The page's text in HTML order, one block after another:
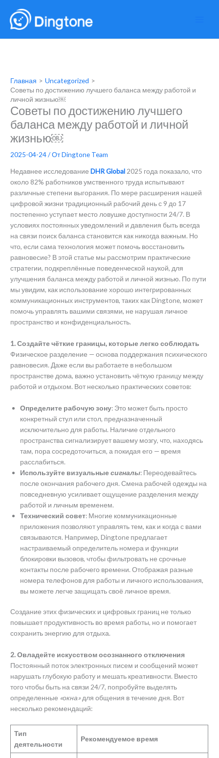
содержимому
Главная
Uncategorized
Советы по достижению лучшего баланса между работой и
личной жизнью￼
Советы по достижению лучшего
баланса между работой и личной
жизнью￼
2025-04-24/ ОтDingtone Team
Недавнее исследованиеDHR Global 2025 года показало, что
около 82% работников умственного труда испытывают
различные степени выгорания. По мере расширения нашей
цифровой жизни традиционный рабочий день с 9 до 17
постепенно уступает место ловушке доступности 24/7. В
условиях постоянных уведомлений и давления быть всегда
на связи поиск баланса становится как никогда важным. Но
что, если сама технология может помочь восстановить
равновесие? В этой статье мы рассмотрим практические
стратегии, подкреплённые поведенческой наукой, для
улучшения баланса между работой и личной жизнью. По пути
мы увидим, как использование хорошо интегрированных
коммуникационных инструментов, таких как Dingtone, может
помочь управлять вашими связями, не нарушая личное
пространство и конфиденциальность.
1. Создайте чёткие границы, которые легко соблюдать
Физическое разделение — основа поддержания психического
равновесия. Даже если вы работаете в небольшом
пространстве дома, важно установить чёткую границу между
работой и отдыхом. Вот несколько практических советов:
Определите рабочую зону: Это может быть просто
конкретный стул или стол, предназначенный
исключительно для работы. Наличие отдельного
пространства сигнализирует вашему мозгу, что, находясь
там, пора сосредоточиться, а покидая его — время
расслабиться.
Используйте визуальныесигналы: Переодевайтесь
после окончания рабочего дня. Смена рабочей одежды на
повседневную усиливает ощущение разделения между
работой и личным временем.
Технический совет: Многие коммуникационные
приложения позволяют управлять тем, как и когда с вами
связываются. Например, Dingtone предлагает
настраиваемый определитель номера и функции
блокировки вызовов, чтобы фильтровать не срочные
контакты после рабочего времени. Отображая разные
номера телефонов для работы и личного использования,
вы можете легче защищать своё личное время.
Создание этих физических и цифровых границ не только
повышает продуктивность во время работы, но и помогает
сохранить энергию для отдыха.
2. Овладейте искусством осознанного отключения
Постоянный поток электронных писем и сообщений может
нарушать глубокую работу и мешать креативности. Вместо
того чтобы быть на связи 24/7, попробуйте выделять
определенные «окна» для общения в течение дня. Вот
несколько рекомендаций:
Тип
деятельности
Рекомендуемое время